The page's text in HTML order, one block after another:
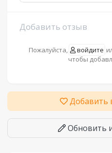
Добавить отзыв
Пожалуйста, войдите
чтобы
Добавить
Обновить